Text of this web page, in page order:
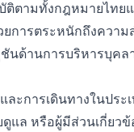
ตามทั้งกฎหมายไท
ยการตระหนักถึงควา
ด้านการบริหารบุค
ะการเดินทางในปร
แล หรือผู้มีส่วนเกี่ย